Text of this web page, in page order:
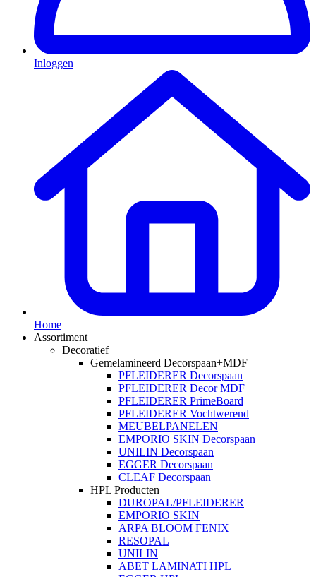
Inloggen
Home
Assortiment
Decoratief
Gemelamineerd Decorspaan+MDF
PFLEIDERER Decorspaan
PFLEIDERER Decor MDF
PFLEIDERER PrimeBoard
PFLEIDERER Vochtwerend
MEUBELPANELEN
EMPORIO SKIN Decorspaan
UNILIN Decorspaan
EGGER Decorspaan
CLEAF Decorspaan
HPL Producten
DUROPAL/PFLEIDERER
EMPORIO SKIN
ARPA BLOOM FENIX
RESOPAL
UNILIN
ABET LAMINATI HPL